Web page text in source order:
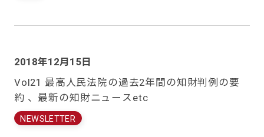
2018年12月15日
Vol21 最高人民法院の過去2年間の知財判例の要
約 、最新の知財ニュースetc
NEWSLETTER